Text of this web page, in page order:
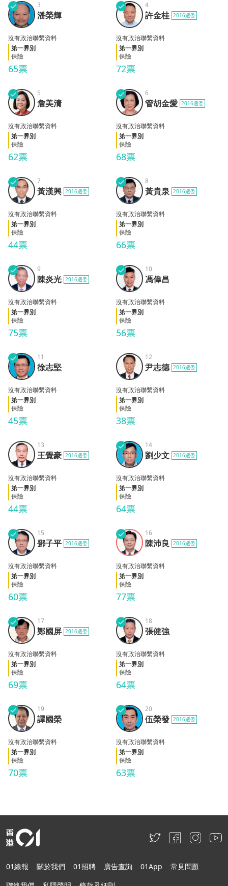
潘榮
輝
✓
65票
3
潘榮輝
沒有政治聯繫資料
第一界別
保險
許金
桂
✓
72票
4
許金桂 2016選委
沒有政治聯繫資料
第一界別
保險
詹美
清
✓
62票
5
詹美清
沒有政治聯繫資料
第一界別
保險
管胡
金愛
✓
68票
6
管胡金愛 2016選委
沒有政治聯繫資料
第一界別
保險
黃漢
興
✓
44票
7
黃漢興 2016選委
沒有政治聯繫資料
第一界別
保險
黃貴
泉
✓
66票
8
黃貴泉 2016選委
沒有政治聯繫資料
第一界別
保險
陳炎
光
✓
75票
9
陳炎光 2016選委
沒有政治聯繫資料
第一界別
保險
馮偉
昌
✓
56票
10
馮偉昌
沒有政治聯繫資料
第一界別
保險
徐志
堅
✓
45票
11
徐志堅
沒有政治聯繫資料
第一界別
保險
尹志
德
38票
12
尹志德 2016選委
沒有政治聯繫資料
第一界別
保險
王覺
豪
44票
13
王覺豪 2016選委
沒有政治聯繫資料
第一界別
保險
劉少
文
✓
64票
14
劉少文 2016選委
沒有政治聯繫資料
第一界別
保險
鄧子
平
✓
60票
15
鄧子平 2016選委
沒有政治聯繫資料
第一界別
保險
陳沛
良
✓
77票
16
陳沛良 2016選委
沒有政治聯繫資料
第一界別
保險
鄭國
屏
✓
69票
17
鄭國屏 2016選委
沒有政治聯繫資料
第一界別
保險
張健
強
✓
64票
18
張健強
沒有政治聯繫資料
第一界別
保險
譚國
榮
✓
70票
19
譚國榮
沒有政治聯繫資料
第一界別
保險
伍榮
發
✓
63票
20
伍榮發 2016選委
沒有政治聯繫資料
第一界別
保險
01線報 關於我們 01招聘 廣告查詢 01App
常見問題